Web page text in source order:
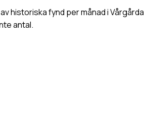
historiska fynd per månad iVårgårda
antal.